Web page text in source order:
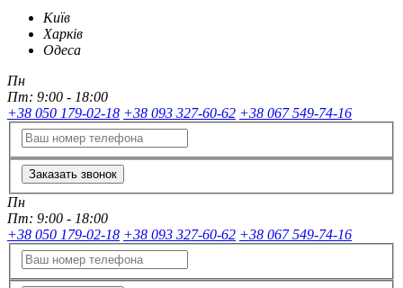
Київ
Харків
Одеса
Пн
Пт: 9:00 - 18:00
+38 050 179-02-18 +38 093 327-60-62 +38 067 549-74-16
Заказать звонок
Пн
Пт: 9:00 - 18:00
+38 050 179-02-18 +38 093 327-60-62 +38 067 549-74-16